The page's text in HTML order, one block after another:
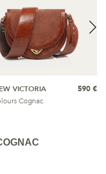
VICTORIA
Cognac
590 €